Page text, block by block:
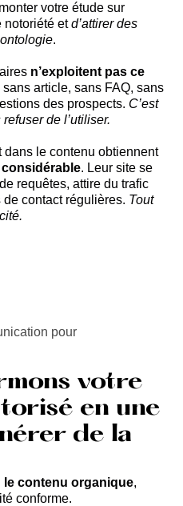
votre étude sur
notoriété etd’attirer des
.
n’exploitent pas ce
article, sans FAQ, sans
des prospects. C’est
de l’utiliser.
dans le contenu obtiennent
. Leur site se
requêtes, attire du trafic
contact régulières. Tout
votre
en une
de la
le contenu organique,
conforme.